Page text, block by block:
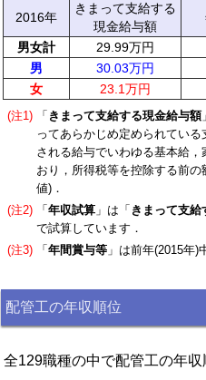
2016年
きまって支給する
現金給与額
男女計 29.99万円
男
30.03万円
女
23.1万円
(注1) 「 きまって支給する現金給与額
ってあらかじめ定められてい
される給与でいわゆる基本給
おり，所得税等を控除する前
値)．
(注2)
「 年収試算 」は「 きまって支
で試算しています．
(注3)
「 年間賞与等 」は前年(2015年)
配管工の年収順位
全129職種の中で配管工の年収